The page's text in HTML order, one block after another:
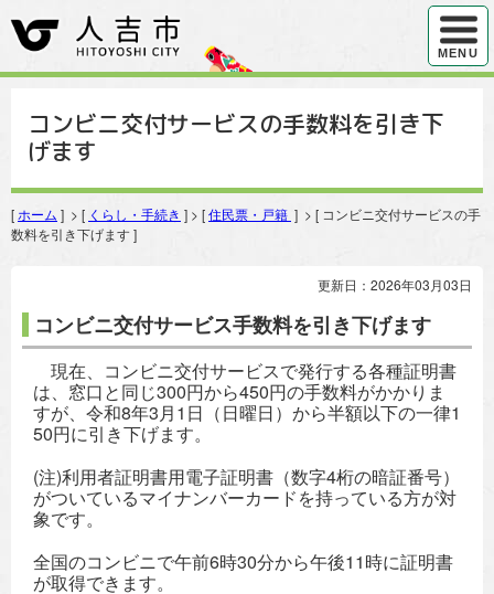
ハンバ
MENU
コンビニ交付サービスの手数料を引き下
げます
[ ホーム ] > [ くらし・手続き ] > [住民票・戸籍 ] > [ コンビニ交付サービスの手
数料を引き下げます ]
更新日：2026年03月03日
コンビニ交付サービス手数料を引き下げます
現在、コンビニ交付サービスで発行する各種証明書
は、窓口と同じ300円から450円の手数料がかかりま
すが、令和8年3月1日（日曜日）から半額以下の一律1
50円に引き下げます。
(注)利用者証明書用電子証明書（数字4桁の暗証番号）
がついているマイナンバーカードを持っている方が対
象です。
全国のコンビニで午前6時30分から午後11時に証明書
が取得できます。